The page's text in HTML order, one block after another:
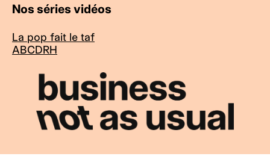
Nos séries vidéos
La pop fait le taf
ABCDRH